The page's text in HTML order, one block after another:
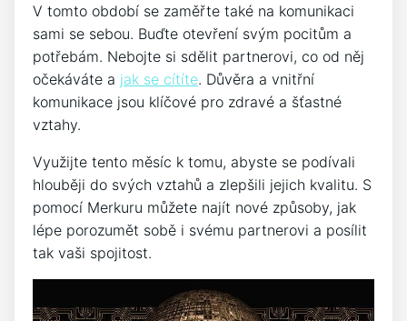
V tomto období se zaměřte také na komunikaci
sami se sebou. Buďte otevření svým pocitům a
potřebám. Nebojte si sdělit partnerovi, co od něj
očekáváte a jak se cítíte. Důvěra a vnitřní
komunikace jsou klíčové pro zdravé a šťastné
vztahy.
Využijte tento měsíc k tomu, abyste se podívali
hlouběji do svých vztahů a zlepšili jejich kvalitu. S
pomocí Merkuru můžete najít nové způsoby, jak
lépe porozumět sobě i svému partnerovi a posílit
tak vaši spojitost.